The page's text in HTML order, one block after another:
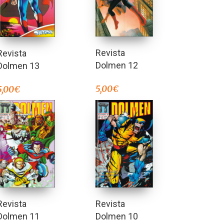
13
€
Revista
Dolmen 12
5,00€
11
Revista
Dolmen 10